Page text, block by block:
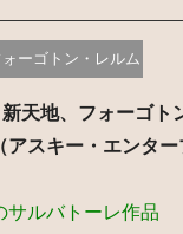
ーゴトン・レルム
天地、フォーゴト
スキー・エンター
サルバトーレ作品